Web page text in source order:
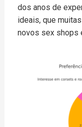
dos anos de
ideais, que
novos sex shops